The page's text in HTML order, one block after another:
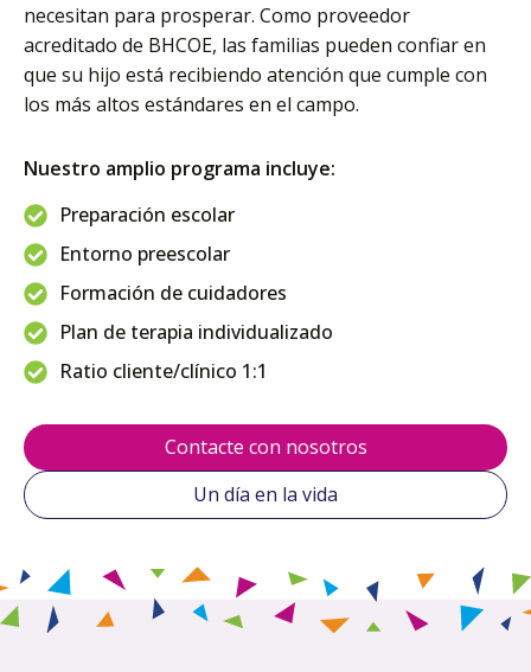
necesitan para prosperar. Como proveedor
acreditado de BHCOE, las familias pueden confiar en
que su hijo está recibiendo atención que cumple con
los más altos estándares en el campo.
Nuestro amplio programa incluye:
Preparación escolar
Entorno preescolar
Formación de cuidadores
Plan de terapia individualizado
Ratio cliente/clínico 1:1
Contacte con nosotros
Un día en la vida